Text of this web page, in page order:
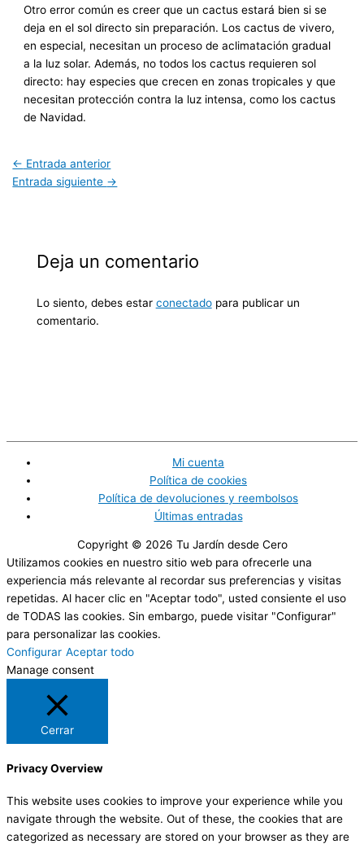
Otro error común es creer que un cactus estará bien si se
deja en el sol directo sin preparación. Los cactus de vivero,
en especial, necesitan un proceso de aclimatación gradual
a la luz solar. Además, no todos los cactus requieren sol
directo: hay especies que crecen en zonas tropicales y que
necesitan protección contra la luz intensa, como los cactus
de Navidad.
← Entrada anterior
Entrada siguiente →
Deja un comentario
Lo siento, debes estar conectadopara publicar un
comentario.
Mi cuenta
Política de cookies
Política de devoluciones y reembolsos
Últimas entradas
Copyright © 2026 Tu Jardín desde Cero
Utilizamos cookies en nuestro sitio web para ofrecerle una
experiencia más relevante al recordar sus preferencias y visitas
repetidas. Al hacer clic en "Aceptar todo", usted consiente el uso
de TODAS las cookies. Sin embargo, puede visitar "Configurar"
para personalizar las cookies.
Configurar Aceptar todo
Manage consent
Cerrar
Privacy Overview
This website uses cookies to improve your experience while you
navigate through the website. Out of these, the cookies that are
categorized as necessary are stored on your browser as they are